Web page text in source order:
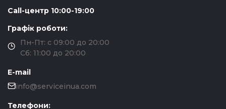
Call-центр 10:00-19:00
Графік роботи:
Пн-Пт: с 09:00 до 20:00
Сб: 11:00 до 20:00
E-mail
info@serviceinua.com
Телефони: